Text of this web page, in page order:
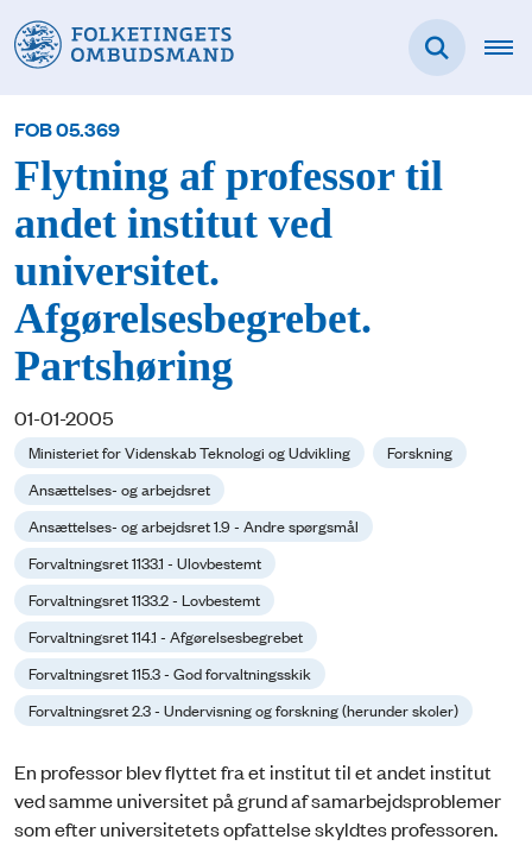
FOB 05.369
Flytning af professor til
andet institut ved
universitet.
Afgørelsesbegrebet.
Partshøring
01-01-2005
Ministeriet for Videnskab Teknologi og Udvikling
Forskning
Ansættelses- og arbejdsret
Ansættelses- og arbejdsret 1.9 - Andre spørgsmål
Forvaltningsret 1133.1 - Ulovbestemt
Forvaltningsret 1133.2 - Lovbestemt
Forvaltningsret 114.1 - Afgørelsesbegrebet
Forvaltningsret 115.3 - God forvaltningsskik
Forvaltningsret 2.3 - Undervisning og forskning (herunder skoler)
En professor blev flyttet fra et institut til et andet institut
ved samme universitet på grund af samarbejdsproblemer
som efter universitetets opfattelse skyldtes professoren.